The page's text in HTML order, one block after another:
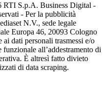
RTI S.p.A. Business Digital -
- Per la pubblicità
N.V., sede legale
Europa 46, 20093 Cologno
ai dati personali trasmessi e/o
all’addestramento di
È altresì fatto divieto
di data scraping.